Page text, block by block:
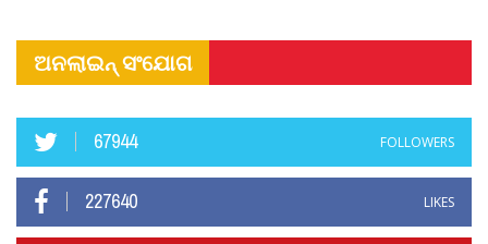
ଅନଲାଇନ୍ ସଂଯୋଗ
67944 FOLLOWERS
227640 LIKES